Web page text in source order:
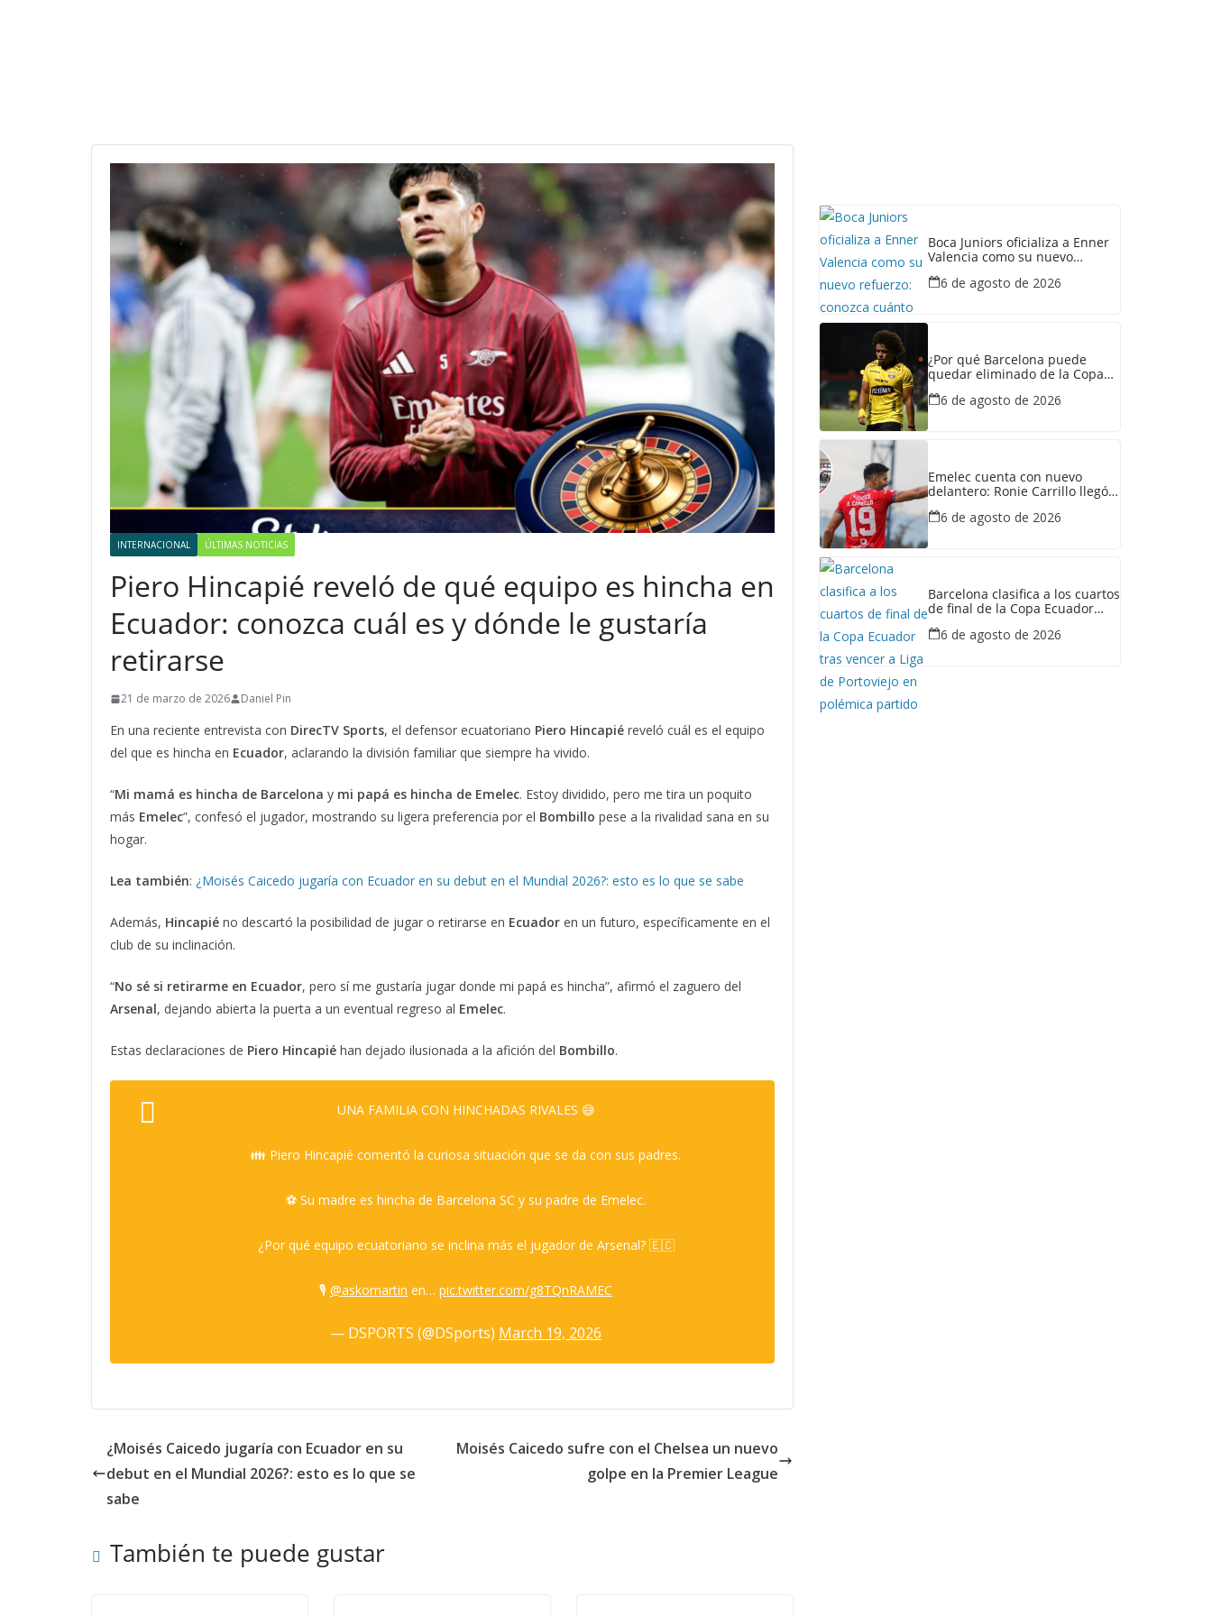
INTERNACIONAL ÚLTIMAS NOTICIAS
Piero Hincapié reveló de qué equipo es hincha en
Ecuador: conozca cuál es y dónde le gustaría
retirarse
21 de marzo de 2026 Daniel Pin
En una reciente entrevista con DirecTV Sports, el defensor ecuatoriano Piero Hincapié reveló cuál es el equipo
del que es hincha en Ecuador, aclarando la división familiar que siempre ha vivido.
“Mi mamá es hincha de Barcelona y mi papá es hincha de Emelec. Estoy dividido, pero me tira un poquito
más Emelec”, confesó el jugador, mostrando su ligera preferencia por el Bombillo pese a la rivalidad sana en su
hogar.
Lea también: ¿Moisés Caicedo jugaría con Ecuador en su debut en el Mundial 2026?: esto es lo que se sabe
Además, Hincapié no descartó la posibilidad de jugar o retirarse en Ecuador en un futuro, específicamente en el
club de su inclinación.
“No sé si retirarme en Ecuador, pero sí me gustaría jugar donde mi papá es hincha”, afirmó el zaguero del
Arsenal, dejando abierta la puerta a un eventual regreso al Emelec.
Estas declaraciones de Piero Hincapié han dejado ilusionada a la afición del Bombillo.
UNA FAMILIA CON HINCHADAS RIVALES 😅
👪 Piero Hincapié comentó la curiosa situación que se da con sus padres.
⚽ Su madre es hincha de Barcelona SC y su padre de Emelec.
¿Por qué equipo ecuatoriano se inclina más el jugador de Arsenal? 🇪🇨
🎙️ @askomartin en… pic.twitter.com/g8TQnRAMEC
— DSPORTS (@DSports) March 19, 2026
¿Moisés Caicedo jugaría con Ecuador en su
debut en el Mundial 2026?: esto es lo que se
sabe
Moisés Caicedo sufre con el Chelsea un nuevo
golpe en la Premier League
También te puede gustar
Boca Juniors oficializa a Enner
Valencia como su nuevo
ganaría el ecuatoriano
6 de agosto de 2026
¿Por qué Barcelona puede
quedar eliminado de la Copa
derrotado a Liga de Portoviejo?
6 de agosto de 2026
Emelec cuenta con nuevo
delantero: Ronie Carrillo llegó a
Bombillo
6 de agosto de 2026
Barcelona clasifica a los cuartos
de final de la Copa Ecuador
en polémica partido
6 de agosto de 2026